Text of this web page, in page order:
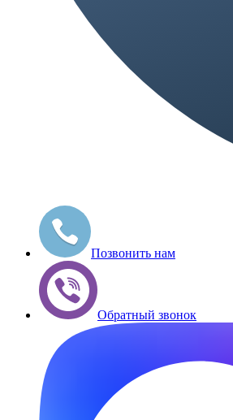
Позвонить нам
Обратный звонок